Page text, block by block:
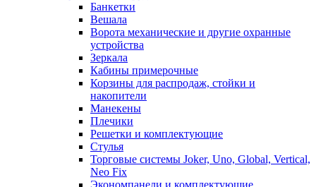
Банкетки
Вешала
Ворота механические и другие охранные
устройства
Зеркала
Кабины примерочные
Корзины для распродаж, стойки и
накопители
Манекены
Плечики
Решетки и комплектующие
Стулья
Торговые системы Joker, Uno, Global, Vertical,
Neo Fix
Экономпанели и комплектующие